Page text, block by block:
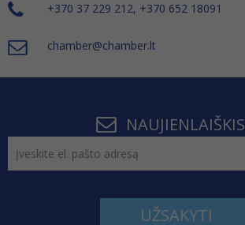
+370 37 229 212, +370 652 18091
chamber@chamber.lt
NAUJIENLAIŠKIS
UŽSAKYTI